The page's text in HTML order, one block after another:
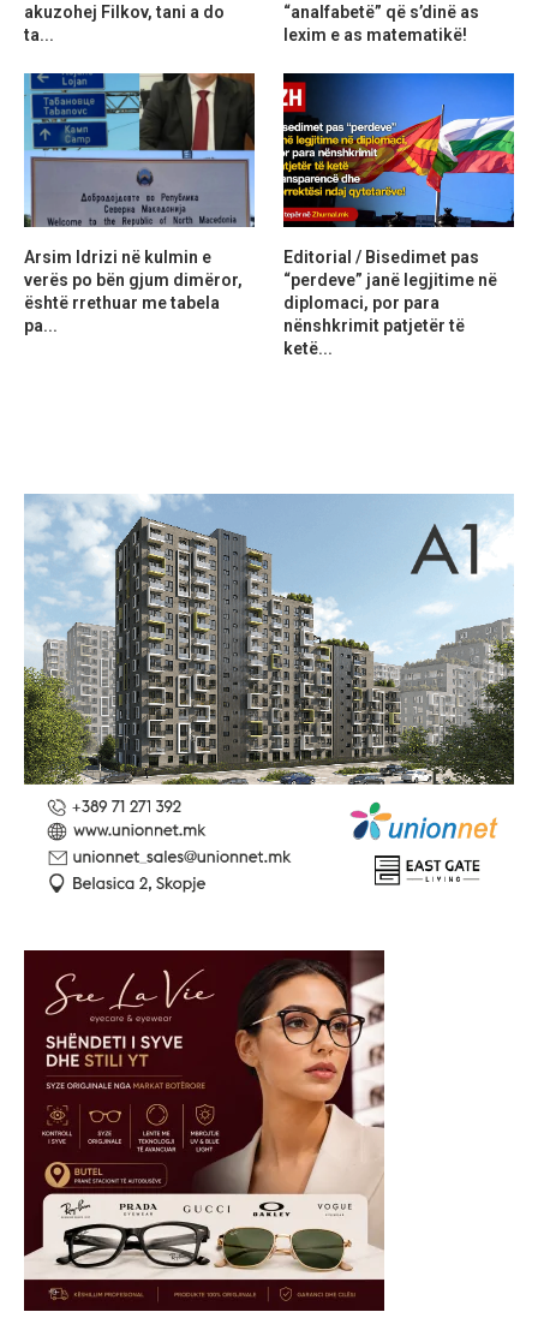
akuzohej Filkov, tani a do
ta...
“analfabetë” që s’dinë as
lexim e as matematikë!
Arsim Idrizi në kulmin e
verës po bën gjum dimëror,
është rrethuar me tabela
pa...
Editorial / Bisedimet pas
“perdeve” janë legjitime në
diplomaci, por para
nënshkrimit patjetër të
ketë...